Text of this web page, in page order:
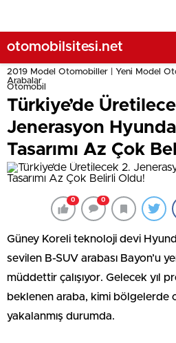
otomobilsitesi.net
2019 Model Otomobiller | Yeni Model
Arabalar
Otomobil
Türkiye’de
Jenerasyon
Tasarımı Az Çok
0 0
Güney Koreli teknoloji devi
sevilen B-SUV arabası Bayon’u
müddettir çalışıyor. Gelecek yıl
beklenen araba, kimi bölgelerde
yakalanmış durumda.